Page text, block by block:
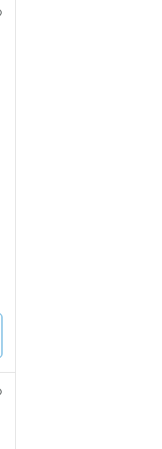
AOS
AOS